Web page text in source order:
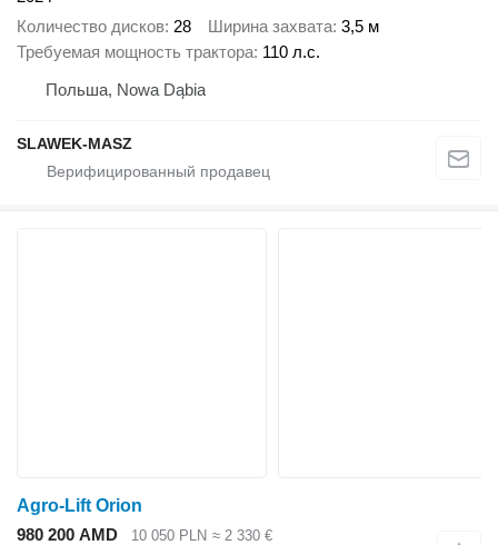
Количество дисков 28 Ширина захвата 3,5 м
Требуемая мощность трактора 110 л.с.
Польша, Nowa Dąbia
SLAWEK-MASZ
Agro-Lift Orion
980 200 AMD
10 050 PLN ≈ 2 330 €